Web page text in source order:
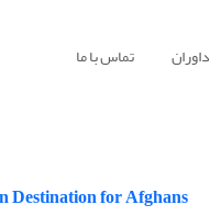
داوران تماس با ما
Destination for Afghans